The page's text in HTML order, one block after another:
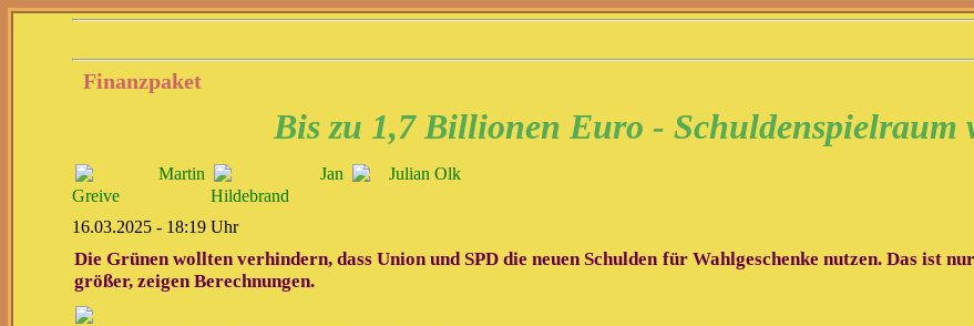
Finanzpaket
Bis zu 1,7 Billionen Euro - Schuldenspielraum
Martin
Greive
Jan
Hildebrand
Julian Olk
16.03.2025 - 18:19 Uhr
Die Grünen wollten verhindern, dass Union und SPD die neuen Schulden für Wahlgeschenke nutzen. Das ist
größer, zeigen Berechnungen.